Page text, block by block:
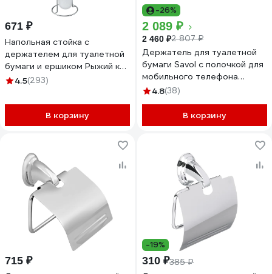
671 ₽
Напольная стойка с
держателем для туалетной
бумаги и ершиком Рыжий кот
ELINE-TBH-1 312061
4.5(293)
В корзину
-26%
2 089 ₽
2 460 ₽2 807 ₽
Держатель для туалетной
бумаги Savol с полочкой для
мобильного телефона
нержавеющая сталь S-
4.8(38)
В корзину
715 ₽
-19%
310 ₽385 ₽